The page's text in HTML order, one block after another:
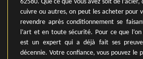
62580. Que ce que vous avez soit de
cuivre ou autres, on peut les acheter pour
revendre après conditionnement se
l’art et en toute sécurité. Pour ce que
est un expert qui a déjà fait ses
décennie. Votre confiance, vous pouvez le